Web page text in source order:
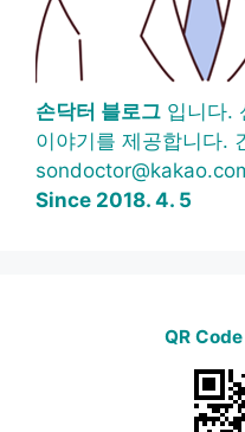
손닥터 블로그 입니다.
이야기를 제공합니다.
Since 2018. 4. 5
QR